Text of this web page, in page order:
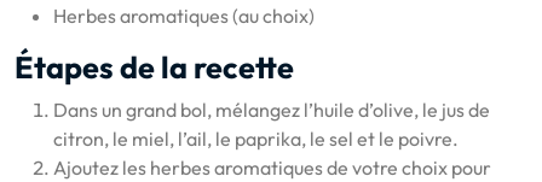
Herbes aromatiques (au choix)
Étapes de la recette
Dans un grand bol, mélangez l’huile d’olive, le jus de
citron, le miel, l’ail, le paprika, le sel et le poivre.
Ajoutez les herbes aromatiques de votre choix pour